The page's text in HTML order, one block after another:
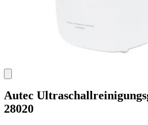
Autec
28020